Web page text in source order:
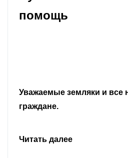
помощь
Уважаемые земляки и все
граждане.
Читать далее